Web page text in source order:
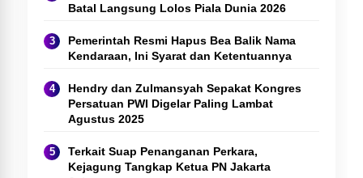
Batal Langsung Lolos Piala Dunia 2026
Pemerintah Resmi Hapus Bea Balik Nama
Kendaraan, Ini Syarat dan Ketentuannya
Hendry dan Zulmansyah Sepakat Kongres
Persatuan PWI Digelar Paling Lambat
Agustus 2025
Terkait Suap Penanganan Perkara,
Kejagung Tangkap Ketua PN Jakarta